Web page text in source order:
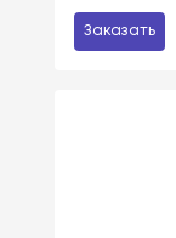
Заказать